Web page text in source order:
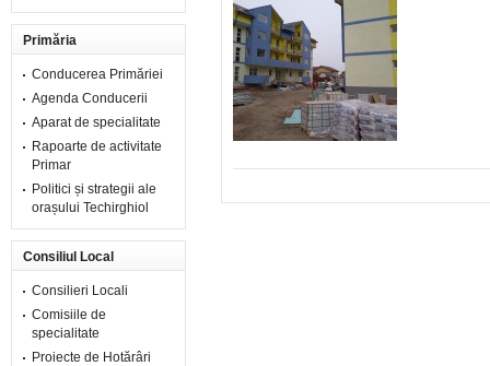
Primăria
Conducerea Primăriei
Agenda Conducerii
Aparat de specialitate
Rapoarte de activitate
Primar
Politici și strategii ale
orașului Techirghiol
Consiliul Local
Consilieri Locali
Comisiile de
specialitate
Proiecte de Hotărâri